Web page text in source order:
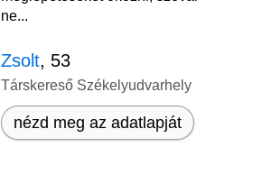
ne...
Zsolt, 53
Társkereső Székelyudvarhely
nézd meg az adatlapját